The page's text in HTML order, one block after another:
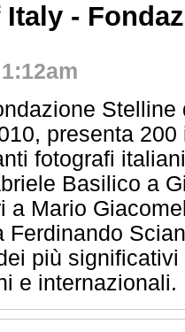
-
Stelline
presenta
fotografi
Basilico a
a Mario
Ferdinando
più significativi
e internazionali.